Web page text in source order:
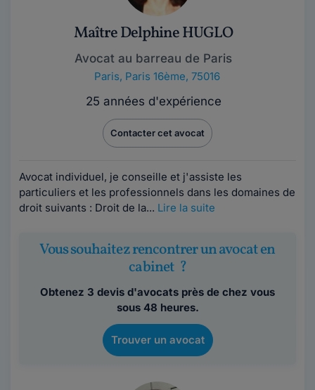
Maître Delphine HUGLO
Avocat au barreau de Paris
Paris, Paris 16ème, 75016
25 années d'expérience
Contacter cet avocat
Avocat individuel, je conseille et j'assiste les
particuliers et les professionnels dans les domaines de
droit suivants : Droit de la... Lire la suite
Vous souhaitez rencontrer un avocat en
cabinet ?
Obtenez 3 devis d'avocats près de chez vous
sous 48 heures.
Trouver un avocat